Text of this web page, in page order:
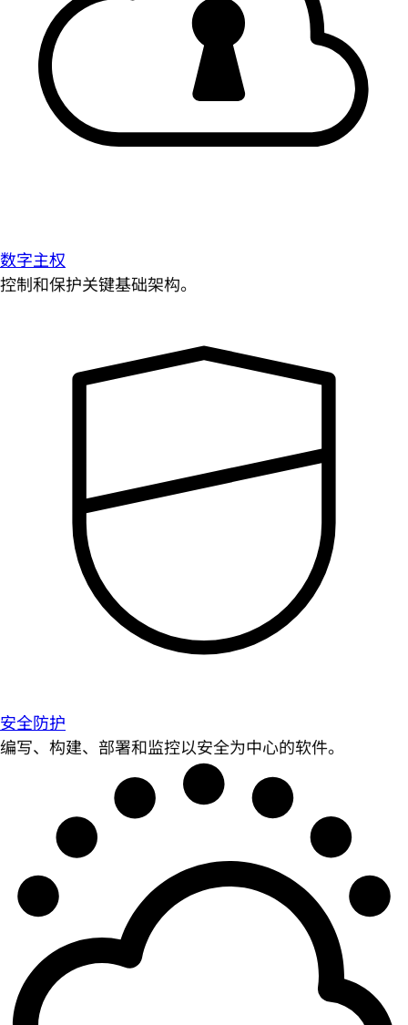
数字主权
控制和保护关键基础架构。
安全防护
编写、构建、部署和监控以安全为中心的软件。